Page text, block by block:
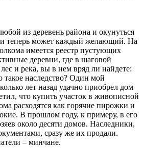
из деревень района и окунуться
теперь может каждый желающий. На
имеется реестр пустующих
деревни, где в шаговой
и река, вы в нем вряд ли найдете:
такое наследство? Один мой
лет назад удачно приобрел дом
что купить участок в живописной
расходятся как горячие пирожки и
В прошлом году, к примеру, в его
около десяти домов. Наследники,
сразу же их продали.
– минчане.